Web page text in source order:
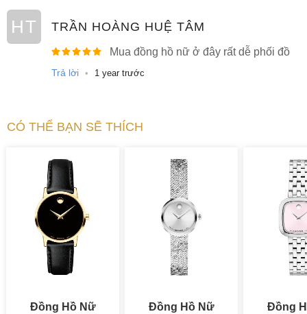
HT TRẦN HOÀNG HUỆ TÂM
Mua đồng hồ nữ ở đây rất dễ phối đồ
Trả lời • 1 year trước
CÓ THỂ BẠN SẼ THÍCH
Đồng Hồ Nữ
Đồng Hồ Nữ
Đồng